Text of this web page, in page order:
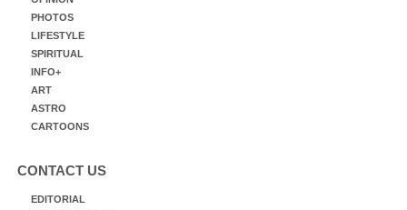
PHOTOS
LIFESTYLE
SPIRITUAL
INFO+
ART
ASTRO
CARTOONS
CONTACT US
EDITORIAL